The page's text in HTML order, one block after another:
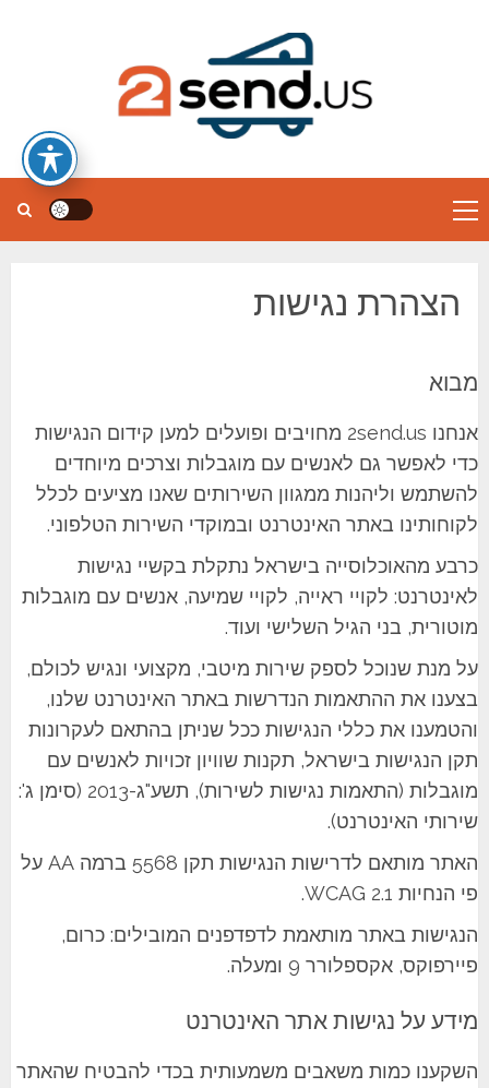
Primary
Menu
הצהרת נגישות
מבוא
אנחנו 2send.us מחויבים ופועלים למען קידום הנגישות
כדי לאפשר גם לאנשים עם מוגבלות וצרכים מיוחדים
להשתמש וליהנות ממגוון השירותים שאנו מציעים לכלל
לקוחותינו באתר האינטרנט ובמוקדי השירות הטלפוני.
כרבע מהאוכלוסייה בישראל נתקלת בקשיי נגישות
לאינטרנט: לקויי ראייה, לקויי שמיעה, אנשים עם מוגבלות
מוטורית, בני הגיל השלישי ועוד.
על מנת שנוכל לספק שירות מיטבי, מקצועי ונגיש לכולם,
בצענו את ההתאמות הנדרשות באתר האינטרנט שלנו,
והטמענו את כללי הנגישות ככל שניתן בהתאם לעקרונות
תקן הנגישות בישראל, תקנות שוויון זכויות לאנשים עם
מוגבלות (התאמות נגישות לשירות), תשע"ג-2013 (סימן ג':
שירותי האינטרנט).
האתר מותאם לדרישות הנגישות תקן 5568 ברמה AA על
פי הנחיות WCAG 2.1.
הנגישות באתר מותאמת לדפדפנים המובילים: כרום,
פיירפוקס, אקספלורר 9 ומעלה.
מידע על נגישות אתר האינטרנט
השקענו כמות משאבים משמעותית בכדי להבטיח שהאתר